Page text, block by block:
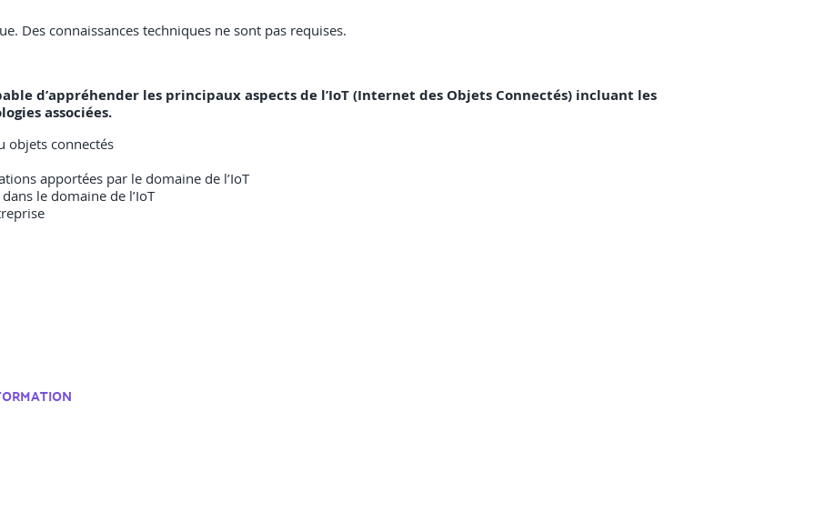
Des connaissances techniques ne sont pas requises.
d’appréhender les principaux aspects de l’IoT (Internet des Objets Connectés) incluant les
associées.
objets connectés
apportées par le domaine de l’IoT
le domaine de l’IoT